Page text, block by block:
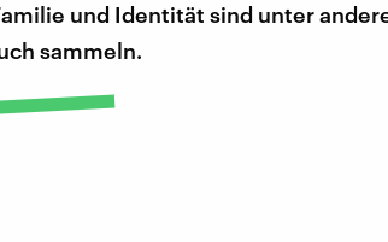
und Identität sind unter
sammeln.